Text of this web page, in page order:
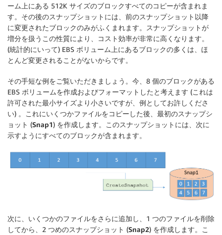
ーム上にある 512K サイズのブロックすべてのコピーが含まれま
す。その後のスナップショットには、前のスナップショット以降
に変更されたブロックのみがふくまれます。スナップショットが
増分を扱うこの性質により、コスト効率が非常に高くなります。
(統計的にいって) EBS ボリューム上にあるブロックの多くは、ほ
とんど変更されることがないからです。
その手短な例をご覧いただきましょう。今、8 個のブロックがある
EBS ボリュームを作成およびフォーマットしたと考えます (これは
許可された最小サイズより小さいですが、例としてお許しくださ
い) 。これにいくつかファイルをコピーした後、最初のスナップシ
ョット (Snap1) を作成します。このスナップショットには、次に
示すようにすべてのブロックが含まれます。
次に、いくつかのファイルをさらに追加し、1 つのファイルを削除
してから、2 つめのスナップショット (Snap2) を作成します。こ